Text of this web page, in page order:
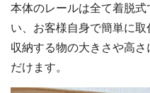
本体のレールは全て着脱
い、お客様自身で簡単に取
収納する物の大きさや高
だけます。